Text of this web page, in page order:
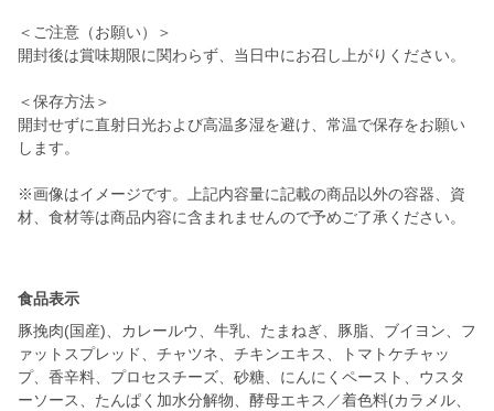
＜ご注意（お願い）＞
開封後は賞味期限に関わらず、当日中にお召し上がりください。
＜保存方法＞
開封せずに直射日光および高温多湿を避け、常温で保存をお願い
します。
※画像はイメージです。上記内容量に記載の商品以外の容器、資
材、食材等は商品内容に含まれませんので予めご了承ください。
食品表示
豚挽肉(国産)、カレールウ、牛乳、たまねぎ、豚脂、ブイヨン、フ
ァットスプレッド、チャツネ、チキンエキス、トマトケチャッ
プ、香辛料、プロセスチーズ、砂糖、にんにくペースト、ウスタ
ーソース、たんぱく加水分解物、酵母エキス／着色料(カラメル、